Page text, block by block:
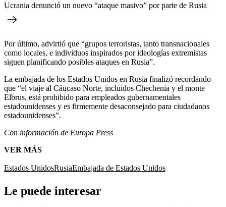
Ucrania denunció un nuevo “ataque masivo” por parte de Rusia
Por último, advirtió que “grupos terroristas, tanto transnacionales
como locales, e individuos inspirados por ideologías extremistas
siguen planificando posibles ataques en Rusia”.
La embajada de los Estados Unidos en Rusia finalizó recordando
que “el viaje al Cáucaso Norte, incluidos Chechenia y el monte
Elbrus, está prohibido para empleados gubernamentales
estadounidenses y es firmemente desaconsejado para ciudadanos
estadounidenses”.
Con información de Europa Press
VER MÁS
Estados UnidosRusiaEmbajada de Estados Unidos
Le puede interesar